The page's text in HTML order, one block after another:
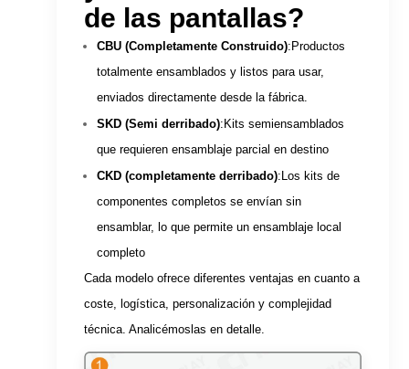
de las pantallas?
CBU (Completamente Construido):Productos
totalmente ensamblados y listos para usar,
enviados directamente desde la fábrica.
SKD (Semi derribado):Kits semiensamblados
que requieren ensamblaje parcial en destino
CKD (completamente derribado):Los kits de
componentes completos se envían sin
ensamblar, lo que permite un ensamblaje local
completo
Cada modelo ofrece diferentes ventajas en cuanto a
coste, logística, personalización y complejidad
técnica. Analicémoslas en detalle.